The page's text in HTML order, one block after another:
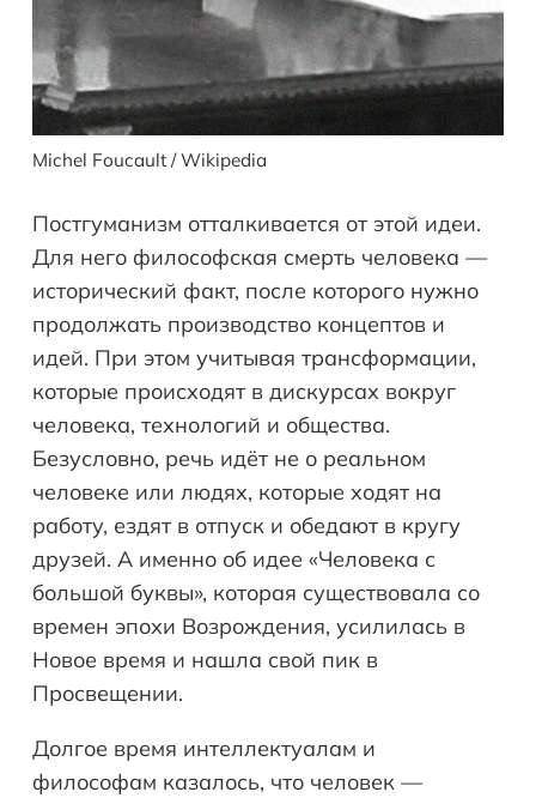
Michel Foucault / Wikipedia
Постгуманизм отталкивается от этой идеи.
Для него философская смерть человека —
исторический факт, после которого нужно
продолжать производство концептов и
идей. При этом учитывая трансформации,
которые происходят в дискурсах вокруг
человека, технологий и общества.
Безусловно, речь идёт не о реальном
человеке или людях, которые ходят на
работу, ездят в отпуск и обедают в кругу
друзей. А именно об идее «Человека с
большой буквы», которая существовала со
времен эпохи Возрождения, усилилась в
Новое время и нашла свой пик в
Просвещении.
Долгое время интеллектуалам и
философам казалось, что человек —